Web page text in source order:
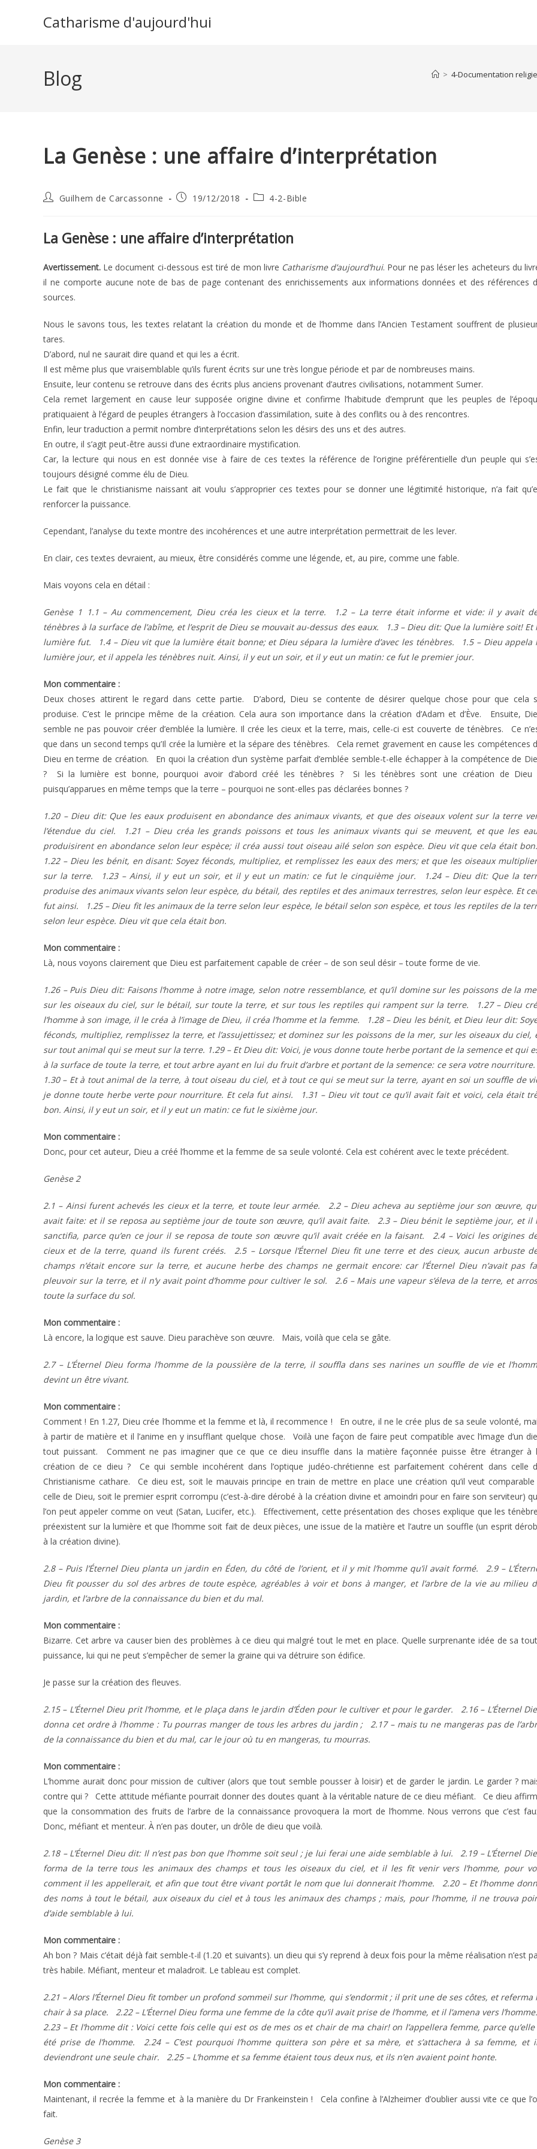
Catharisme d'aujourd'hui
Blog > 4-Documentation
La Genèse : une affaire d’interprétation
Auteur/autrice
publication :
Guilhem de Carcassonne
Publication
19/12/2018
Post4-2-Bible
La Genèse : une affaire d’interprétation
Avertissement. Le document ci-dessous est tiré de mon livre Catharisme d’aujourd’hui. Pour ne pas léser les acheteurs du
il ne comporte aucune note de bas de page contenant des enrichissements aux informations données et des références
sources.
Nous le savons tous, les textes relatant la création du monde et de l’homme dans l’Ancien Testament souffrent de
tares.
D’abord, nul ne saurait dire quand et qui les a écrit.
Il est même plus que vraisemblable qu’ils furent écrits sur une très longue période et par de nombreuses mains.
Ensuite, leur contenu se retrouve dans des écrits plus anciens provenant d’autres civilisations, notamment Sumer.
Cela remet largement en cause leur supposée origine divine et confirme l’habitude d’emprunt que les peuples de
pratiquaient à l’égard de peuples étrangers à l’occasion d’assimilation, suite à des conflits ou à des rencontres.
Enfin, leur traduction a permit nombre d’interprétations selon les désirs des uns et des autres.
En outre, il s’agit peut-être aussi d’une extraordinaire mystification.
Car, la lecture qui nous en est donnée vise à faire de ces textes la référence de l’origine préférentielle d’un peuple qui
toujours désigné comme élu de Dieu.
Le fait que le christianisme naissant ait voulu s’approprier ces textes pour se donner une légitimité historique, n’a fait
renforcer la puissance.
Cependant, l’analyse du texte montre des incohérences et une autre interprétation permettrait de les lever.
En clair, ces textes devraient, au mieux, être considérés comme une légende, et, au pire, comme une fable.
Mais voyons cela en détail :
Genèse 1 1.1 – Au commencement, Dieu créa les cieux et la terre. 1.2 – La terre était informe et vide: il y avait
ténèbres à la surface de l’abîme, et l’esprit de Dieu se mouvait au-dessus des eaux. 1.3 – Dieu dit: Que la lumière soit! Et
lumière fut. 1.4 – Dieu vit que la lumière était bonne; et Dieu sépara la lumière d’avec les ténèbres. 1.5 – Dieu appela
lumière jour, et il appela les ténèbres nuit. Ainsi, il y eut un soir, et il y eut un matin: ce fut le premier jour.
Mon commentaire :
Deux choses attirent le regard dans cette partie. D’abord, Dieu se contente de désirer quelque chose pour que cela
produise. C’est le principe même de la création. Cela aura son importance dans la création d’Adam et d’Ève. Ensuite,
semble ne pas pouvoir créer d’emblée la lumière. Il crée les cieux et la terre, mais, celle-ci est couverte de ténèbres. Ce
que dans un second temps qu’Il crée la lumière et la sépare des ténèbres. Cela remet gravement en cause les compétences
Dieu en terme de création. En quoi la création d’un système parfait d’emblée semble-t-elle échapper à la compétence de
? Si la lumière est bonne, pourquoi avoir d’abord créé les ténèbres ? Si les ténèbres sont une création de Dieu
puisqu’apparues en même temps que la terre – pourquoi ne sont-elles pas déclarées bonnes ?
1.20 – Dieu dit: Que les eaux produisent en abondance des animaux vivants, et que des oiseaux volent sur la terre
l’étendue du ciel. 1.21 – Dieu créa les grands poissons et tous les animaux vivants qui se meuvent, et que les
produisirent en abondance selon leur espèce; il créa aussi tout oiseau ailé selon son espèce. Dieu vit que cela était bon.
1.22 – Dieu les bénit, en disant: Soyez féconds, multipliez, et remplissez les eaux des mers; et que les oiseaux
sur la terre. 1.23 – Ainsi, il y eut un soir, et il y eut un matin: ce fut le cinquième jour. 1.24 – Dieu dit: Que la
produise des animaux vivants selon leur espèce, du bétail, des reptiles et des animaux terrestres, selon leur espèce. Et
fut ainsi. 1.25 – Dieu fit les animaux de la terre selon leur espèce, le bétail selon son espèce, et tous les reptiles de la
selon leur espèce. Dieu vit que cela était bon.
Mon commentaire :
Là, nous voyons clairement que Dieu est parfaitement capable de créer – de son seul désir – toute forme de vie.
1.26 – Puis Dieu dit: Faisons l’homme à notre image, selon notre ressem­blance, et qu’il domine sur les poissons de la
sur les oiseaux du ciel, sur le bétail, sur toute la terre, et sur tous les reptiles qui rampent sur la terre. 1.27 – Dieu
l’homme à son image, il le créa à l’image de Dieu, il créa l’homme et la femme. 1.28 – Dieu les bénit, et Dieu leur dit:
féconds, multipliez, remplissez la terre, et l’assujettissez; et dominez sur les poissons de la mer, sur les oiseaux du ciel,
sur tout animal qui se meut sur la terre. 1.29 – Et Dieu dit: Voici, je vous donne toute herbe portant de la semence et qui
à la surface de toute la terre, et tout arbre ayant en lui du fruit d’arbre et portant de la semence: ce sera votre nourriture.
1.30 – Et à tout animal de la terre, à tout oiseau du ciel, et à tout ce qui se meut sur la terre, ayant en soi un souffle de
je donne toute herbe verte pour nourriture. Et cela fut ainsi. 1.31 – Dieu vit tout ce qu’il avait fait et voici, cela était
bon. Ainsi, il y eut un soir, et il y eut un matin: ce fut le sixième jour.
Mon commentaire :
Donc, pour cet auteur, Dieu a créé l’homme et la femme de sa seule volonté. Cela est cohérent avec le texte précédent.
Genèse 2
2.1 – Ainsi furent achevés les cieux et la terre, et toute leur armée. 2.2 – Dieu acheva au septième jour son œuvre,
avait faite: et il se reposa au sep­tième jour de toute son œuvre, qu’il avait faite. 2.3 – Dieu bénit le septième jour, et il
sanctifia, parce qu’en ce jour il se reposa de toute son œuvre qu’il avait créée en la faisant. 2.4 – Voici les origines
cieux et de la terre, quand ils furent créés. 2.5 – Lorsque l’Éternel Dieu fit une terre et des cieux, aucun arbuste
champs n’était encore sur la terre, et aucune herbe des champs ne germait encore: car l’Éternel Dieu n’avait pas
pleuvoir sur la terre, et il n’y avait point d’homme pour cultiver le sol. 2.6 – Mais une vapeur s’éleva de la terre, et
toute la surface du sol.
Mon commentaire :
Là encore, la logique est sauve. Dieu parachève son œuvre. Mais, voilà que cela se gâte.
2.7 – L’Éternel Dieu forma l’homme de la poussière de la terre, il souffla dans ses narines un souffle de vie et
devint un être vivant.
Mon commentaire :
Comment ! En 1.27, Dieu crée l’homme et la femme et là, il recommence ! En outre, il ne le crée plus de sa seule volonté,
à partir de matière et il l’anime en y insufflant quelque chose. Voilà une façon de faire peut compatible avec l’image d’un
tout puissant. Comment ne pas imaginer que ce que ce dieu insuffle dans la matière façonnée puisse être étranger à
création de ce dieu ? Ce qui semble incohérent dans l’optique judéo-chrétienne est parfaitement cohérent dans celle
Christianisme cathare. Ce dieu est, soit le mauvais principe en train de mettre en place une création qu’il veut comparable
celle de Dieu, soit le premier esprit corrompu (c’est-à-dire dérobé à la création divine et amoindri pour en faire son serviteur)
l’on peut appeler comme on veut (Satan, Lucifer, etc.). Effectivement, cette présentation des choses explique que les
préexistent sur la lumière et que l’homme soit fait de deux pièces, une issue de la matière et l’autre un souffle (un esprit
à la création divine).
2.8 – Puis l’Éternel Dieu planta un jardin en Éden, du côté de l’orient, et il y mit l’homme qu’il avait formé. 2.9 –
Dieu fit pousser du sol des arbres de toute espèce, agréables à voir et bons à manger, et l’arbre de la vie au milieu
jardin, et l’arbre de la connaissance du bien et du mal.
Mon commentaire :
Bizarre. Cet arbre va causer bien des problèmes à ce dieu qui malgré tout le met en place. Quelle surprenante idée de sa
puissance, lui qui ne peut s’empêcher de semer la graine qui va détruire son édifice.
Je passe sur la création des fleuves.
2.15 – L’Éternel Dieu prit l’homme, et le plaça dans le jardin d’Éden pour le cultiver et pour le garder. 2.16 – L’Éternel
donna cet ordre à l’homme : Tu pourras manger de tous les arbres du jardin ; 2.17 – mais tu ne mangeras pas de
de la connaissance du bien et du mal, car le jour où tu en mangeras, tu mourras.
Mon commentaire :
L’homme aurait donc pour mission de cultiver (alors que tout semble pousser à loisir) et de garder le jardin. Le garder ?
contre qui ? Cette attitude méfiante pourrait donner des doutes quant à la véritable nature de ce dieu méfiant. Ce dieu
que la consommation des fruits de l’arbre de la connaissance provoquera la mort de l’homme. Nous verrons que c’est
Donc, méfiant et menteur. À n’en pas douter, un drôle de dieu que voilà.
2.18 – L’Éternel Dieu dit: Il n’est pas bon que l’homme soit seul ; je lui ferai une aide semblable à lui. 2.19 – L’Éternel
forma de la terre tous les animaux des champs et tous les oiseaux du ciel, et il les fit venir vers l’homme, pour
comment il les appellerait, et afin que tout être vivant portât le nom que lui donnerait l’homme. 2.20 – Et l’homme
des noms à tout le bétail, aux oiseaux du ciel et à tous les animaux des champs ; mais, pour l’homme, il ne trouva
d’aide semblable à lui.
Mon commentaire :
Ah bon ? Mais c’était déjà fait semble-t-il (1.20 et suivants). un dieu qui s’y reprend à deux fois pour la même réalisation n’est
très habile. Méfiant, menteur et maladroit. Le tableau est complet.
2.21 – Alors l’Éternel Dieu fit tomber un profond sommeil sur l’homme, qui s’endormit ; il prit une de ses côtes, et referma
chair à sa place. 2.22 – L’Éternel Dieu forma une femme de la côte qu’il avait prise de l’homme, et il l’amena vers l’homme.
2.23 – Et l’homme dit : Voici cette fois celle qui est os de mes os et chair de ma chair! on l’appellera femme, parce qu’elle
été prise de l’homme. 2.24 – C’est pourquoi l’homme quittera son père et sa mère, et s’attachera à sa femme, et
deviendront une seule chair. 2.25 – L’homme et sa femme étaient tous deux nus, et ils n’en avaient point honte.
Mon commentaire :
Maintenant, il recrée la femme et à la manière du Dr Frankeinstein ! Cela confine à l’Alzheimer d’oublier aussi vite ce que
fait.
Genèse 3